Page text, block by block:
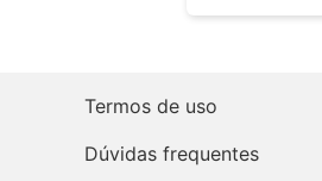
Termos de uso
Dúvidas frequentes